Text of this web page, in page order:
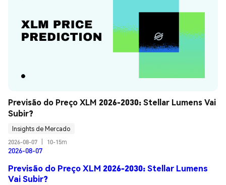
Previsão do Preço XLM 2026-2030: Stellar Lumens Vai
Subir?
Insights de Mercado
2026-08-07
10-15m
2026-08-07
Previsão do Preço XLM 2026-2030: Stellar Lumens
Vai Subir?